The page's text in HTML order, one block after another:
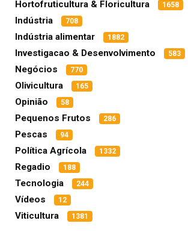
Hortofruticultura & Floricultura 1658
Indústria 708
Indústria alimentar 1882
Investigacao & Desenvolvimento 583
Negócios 770
Olivicultura 165
Opinião 58
Pequenos Frutos 286
Pescas 94
Política Agrícola 1332
Regadio 188
Tecnologia 244
Vídeos 12
Viticultura 1381